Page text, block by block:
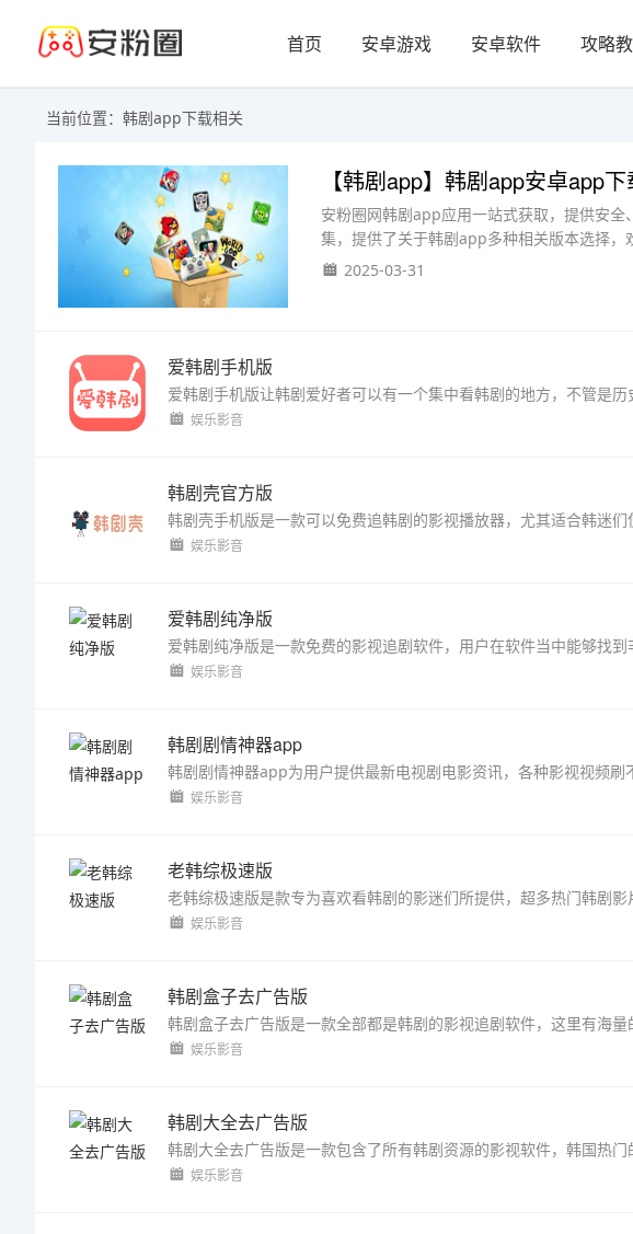
首页 安卓游戏 安卓软件 攻略
当前位置：韩剧app下载相关
【韩剧app】韩剧app安卓app
安粉圈网韩剧app应用一站式获取，提供安
集，提供了关于韩剧app多种相关版本选择，
2025-03-31
爱韩剧手机版
娱乐影音
韩剧壳官方版
娱乐影音
爱韩剧纯净版
娱乐影音
韩剧剧情神器app
娱乐影音
老韩综极速版
娱乐影音
韩剧盒子去广告版
娱乐影音
韩剧大全去广告版
娱乐影音